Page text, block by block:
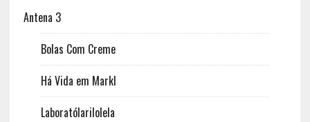
Antena 3
Bolas Com Creme
Há Vida em Markl
Laboratólarilolela